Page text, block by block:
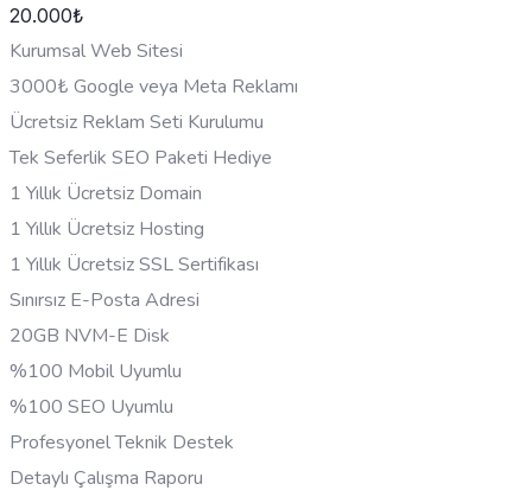
20.000₺
Kurumsal Web Sitesi
3000₺ Google veya Meta Reklamı
Ücretsiz Reklam Seti Kurulumu
Tek Seferlik SEO Paketi Hediye
1 Yıllık Ücretsiz Domain
1 Yıllık Ücretsiz Hosting
1 Yıllık Ücretsiz SSL Sertifikası
Sınırsız E-Posta Adresi
20GB NVM-E Disk
%100 Mobil Uyumlu
%100 SEO Uyumlu
Profesyonel Teknik Destek
Detaylı Çalışma Raporu